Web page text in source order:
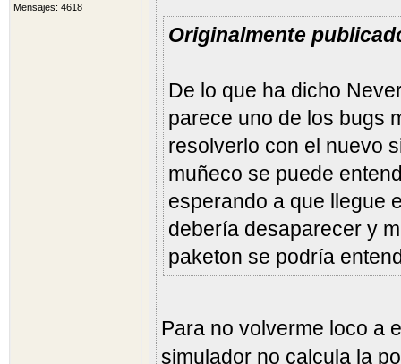
Mensajes: 4618
Originalmente
De lo que ha dicho
parece uno de los bugs
resolverlo con el nuevo
muñeco se puede
esperando a que llegue
debería desaparecer y
paketon se podría
Para no volverme loco a
simulador no calcula la